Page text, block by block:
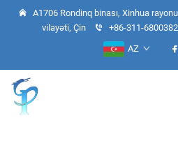
A1706 Rondinq binası, Xinhua
vilayəti, Çin
+86-311-
AZ